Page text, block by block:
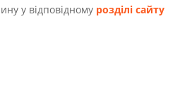
у відповідному розділі сайту